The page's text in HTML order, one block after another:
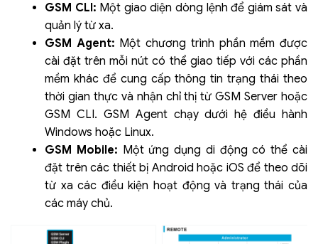
GSM CLI: Một giao diện dòng lệnh để giám sát và
quản lý từ xa.
GSM Agent: Một chương trình phần mềm được
cài đặt trên mỗi nút có thể giao tiếp với các phần
mềm khác để cung cấp thông tin trạng thái theo
thời gian thực và nhận chỉ thị từ GSM Server hoặc
GSM CLI. GSM Agent chạy dưới hệ điều hành
Windows hoặc Linux.
GSM Mobile: Một ứng dụng di động có thể cài
đặt trên các thiết bị Android hoặc iOS để theo dõi
từ xa các điều kiện hoạt động và trạng thái của
các máy chủ.